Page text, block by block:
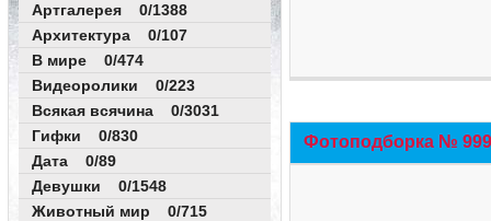
Артгалерея 0/1388
Архитектура 0/107
В мире 0/474
Видеоролики 0/223
Всякая всячина 0/3031
Гифки 0/830
Дата 0/89
Девушки 0/1548
Животный мир 0/715
Фотоподборка №